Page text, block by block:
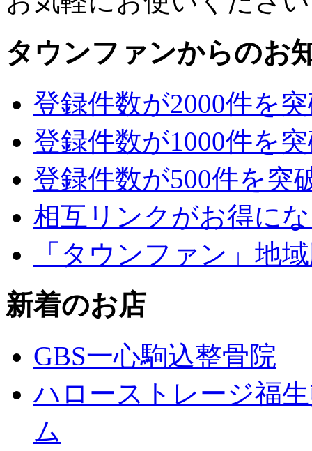
タウンファンからのお
登録件数が2000件を
登録件数が1000件を
登録件数が500件を突
相互リンクがお得に
「タウンファン」地
新着のお店
GBS一心駒込整骨院
ハローストレージ福
ム